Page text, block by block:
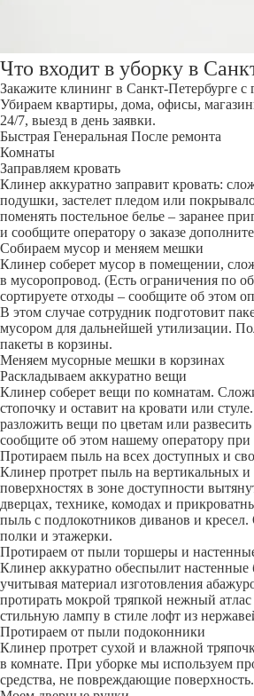
Что входит в уборку в
Закажите клининг в Санкт-Петербурге с
Убираем квартиры, дома, офисы,
24/7, выезд в день заявки.
Быстрая Генеральная После ремонта
Комнаты
Заправляем кровать
Клинер аккуратно заправит кровать:
подушки, застелет пледом или
поменять постельное белье – заранее
и сообщите оператору о заказе
Собираем мусор и меняем мешки
Клинер соберет мусор в помещении,
в мусоропровод. (Есть ограничения по
сортируете отходы – сообщите об этом
В этом случае сотрудник подготовит
мусором для дальнейшей утилизации.
пакеты в корзины.
Меняем мусорные мешки в корзинах
Раскладываем аккуратно вещи
Клинер соберет вещи по комнатам.
стопочку и оставит на кровати или
разложить вещи по цветам или
сообщите об этом нашему оператору при
Протираем пыль на всех доступных и
Клинер протрет пыль на вертикальных и
поверхностях в зоне доступности
дверцах, технике, комодах и
пыль с подлокотников диванов и
полки и этажерки.
Протираем от пыли торшеры и
Клинер аккуратно обеспылит
учитывая материал изготовления
протирать мокрой тряпкой нежный
стильную лампу в стиле лофт из
Протираем от пыли подоконники
Клинер протрет сухой и влажной
в комнате. При уборке мы используем
средства, не повреждающие поверхность.